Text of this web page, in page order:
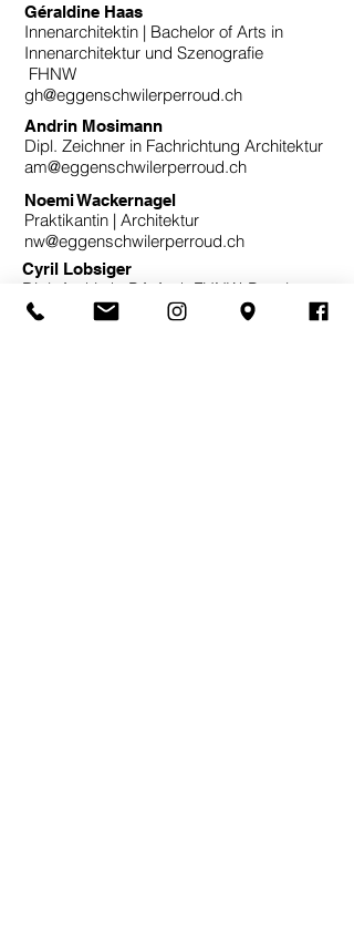
Géraldine Haas
Innenarchitektin | Bachelor of Arts in
Innenarchitektur und Szenografie
FHNW
gh@eggenschwilerperroud.ch
Andrin Mosimann
Dipl. Zeichner in Fachrichtung Architektur
am@eggenschwilerperroud.ch
Noemi Wackernagel
Praktikantin | Architektur
nw@eggenschwilerperroud.ch
Cyril Lobsiger
Dipl. Architekt BA Arch FHNW, Basel
cl@eggenschwilerperroud.ch